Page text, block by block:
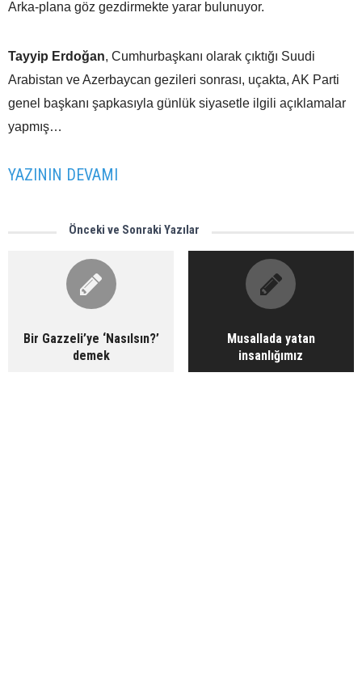
Arka-plana göz gezdirmekte yarar bulunuyor.
Tayyip Erdoğan, Cumhurbaşkanı olarak çıktığı Suudi
Arabistan ve Azerbaycan gezileri sonrası, uçakta, AK Parti
genel başkanı şapkasıyla günlük siyasetle ilgili açıklamalar
yapmış…
YAZININ DEVAMI
Önceki ve Sonraki Yazılar
Bir Gazzeli’ye ‘Nasılsın?’
demek
Musallada yatan
insanlığımız